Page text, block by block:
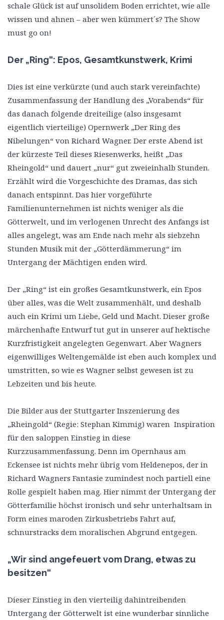
schale Glück ist auf unsolidem Boden errichtet, wie alle
wissen und ahnen – aber wen kümmert´s? The Show
must go on!
Der „Ring“: Epos, Gesamtkunstwerk, Krimi
Dies ist eine verkürzte (und auch stark vereinfachte)
Zusammenfassung der Handlung des „Vorabends“ für
das danach folgende dreiteilige (also insgesamt
eigentlich vierteilige) Opernwerk „Der Ring des
Nibelungen“ von Richard Wagner. Der erste Abend ist
der kürzeste Teil dieses Riesenwerks, heißt „Das
Rheingold“ und dauert „nur“ gut zweieinhalb Stunden.
Erzählt wird die Vorgeschichte des Dramas, das sich
danach entspinnt. Das hier vorgeführte
Familienunternehmen ist nichts weniger als die
Götterwelt, und im verlogenen Unrecht des Anfangs ist
alles angelegt, was am Ende nach mehr als siebzehn
Stunden Musik mit der „Götterdämmerung“ im
Untergang der Mächtigen enden wird.
Der „Ring“ ist ein großes Gesamtkunstwerk, ein Epos
über alles, was die Welt zusammenhält, und deshalb
auch ein Krimi um Liebe, Geld und Macht. Dieser große
märchenhafte Entwurf tut gut in unserer auf hektische
Kurzfristigkeit angelegten Gegenwart. Aber Wagners
eigenwilliges Weltengemälde ist eben auch komplex und
umstritten, so wie es Wagner selbst gewesen ist zu
Lebzeiten und bis heute.
Die Bilder aus der Stuttgarter Inszenierung des
„Rheingold“ (Regie: Stephan Kimmig) waren Inspiration
für den saloppen Einstieg in diese
Kurzzusammenfassung. Denn im Opernhaus am
Eckensee ist nichts mehr übrig vom Heldenepos, der in
Richard Wagners Fantasie zumindest noch partiell eine
Rolle gespielt haben mag. Hier nimmt der Untergang der
Götterfamilie höchst ironisch und sehr unterhaltsam in
Form eines maroden Zirkusbetriebs Fahrt auf,
schnurstracks dem moralischen Abgrund entgegen.
„Wir sind angefeuert vom Drang, etwas zu
besitzen“
Dieser Einstieg in den vierteilig dahintreibenden
Untergang der Götterwelt ist eine wunderbar sinnliche